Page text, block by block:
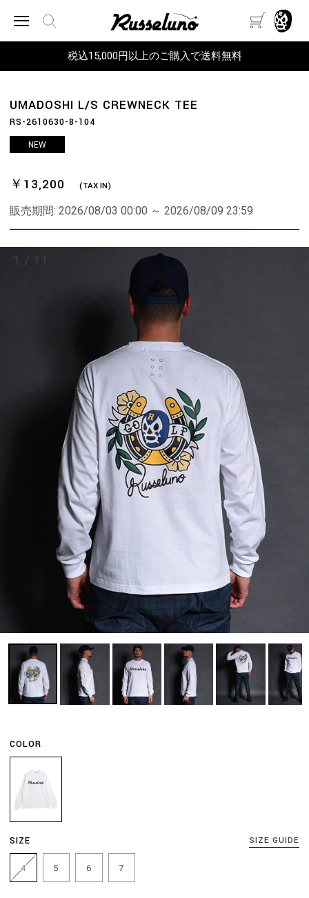
税込15,000円以上のご購入で送料無料
UMADOSHI L/S CREWNECK TEE
RS-2610630-8-104
NEW
￥13,200 (TAX IN)
販売期間: 2026/08/03 00:00 ～ 2026/08/09 23:59
1 / 11
COLOR
SIZE SIZE GUIDE
4 5 6 7